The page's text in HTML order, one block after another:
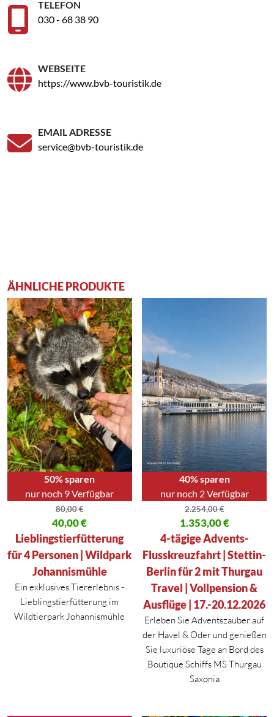
TELEFON
030 - 68 38 90
WEBSEITE
https://www.bvb-touristik.de
EMAIL ADRESSE
service@bvb-touristik.de
ÄHNLICHE PRODUKTE
50% sparen
nur noch 9 Verfügbar
80,00€
Ursprünglicher Preis war: 80,00 €
40,00€
Aktueller Preis ist: 40,00 €.
Lieblingstierfütterung
für 4 Personen | Wildpark
Johannismühle
Ein exklusives Tiererlebnis -
Lieblingstierfütterung im
Wildtierpark Johannismühle
40% sparen
nur noch 2 Verfügbar
2.254,00€
Ursprünglicher Preis war:
1.353,00€
Aktueller Preis ist: 1.353,00 €.
4-tägige Advents-
Flusskreuzfahrt | Stettin-
Berlin für 2 mit Thurgau
Travel | Vollpension &
Ausflüge | 17.-20.12.2026
Erleben Sie Adventszauber auf
der Havel & Oder und genießen
Sie luxuriöse Tage an Bord des
Boutique Schiffs MS Thurgau
Saxonia